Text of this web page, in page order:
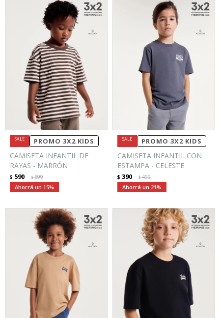
PROMO 3X2 KIDS
CAMISETA INFANTIL DE
RAYAS - MARRÓN
$ 590 $699
15
PROMO 3X2 KIDS
CAMISETA INFANTIL CON
ESTAMPA - CELESTE
$ 390 $499
21